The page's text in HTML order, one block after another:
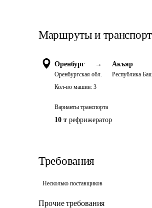
Маршруты и транспорт
Оренбург →
Оренбургская обл.
Акъяр
Республика
Кол-во машин: 3
Варианты транспорта
10 т рефрижератор
Требования
Несколько поставщиков
Прочие требования